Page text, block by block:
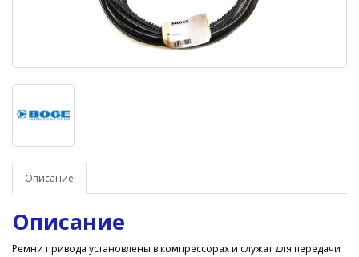
Описание
Описание
Ремни привода установлены в компрессорах и служат для передачи